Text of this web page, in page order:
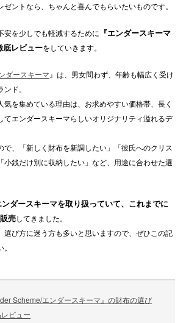
ントなら、ちゃんと喜んでもらいたいものです。
安を少しでも軽減するために 『エンダースキーマ
底レビューをしていきます。
ダースキーマ 』は、男女問わず、年齢も幅広く受け
ド。
気を集めている理由は、お求めやすい価格帯、長く
てエンダースキーマらしいオリジナリティ溢れるデ
で、「新しく財布を新調したい」「彼氏へのクリス
小銭だけ別に収納したい」など、用途に合わせた選
ダースキーマを取り扱っていて、これまでに
売してきました。
選び方に迷う方も多いと思いますので、ぜひこの記
Scheme/エンダースキーマ』の財布の選び
ビュー